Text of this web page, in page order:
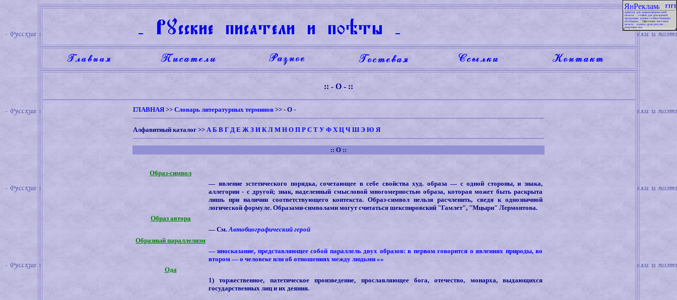
:: - О - ::
ГЛАВНАЯ >> Словарь литературных терминов >> - О -
Алфавитный каталог >> А Б В Г Д Е Ж З И К Л М Н О П Р С Т У Ф Х Ц Ч Ш Э Ю Я
:: О ::
Образ-символ
— явление эстетического порядка, сочетающее в себе свойства худ. образа— с одной стороны, и знака,
аллегории - с другой; знак, наделенный смысловой многомерностью образа, которая может быть раскрыта
лишь при наличии соответствующего контекста. Образ-символ нельзя расчленить, сведя к однозначной
логической формуле. Образами-символами могут считаться шекспировский "Гамлет", "Мцыри" Лермонтова.
Образ автора
— См.Автобиографический герой
Образный параллелизм
— иносказание, представляющее собой параллель двух образов: в первом говорится о явлениях природы, во
втором — о человеке или об отношениях между людьми »»
Ода
1) торжественное, патетическое произведение, прославляющее бога, отечество, монарха, выдающихся
государственных лиц и их деяния.
принтер для широкоформатной
печати. . стойки для рекламной
продукции, рамки стойки баннеры
штендеры . . Офсетная листовая
печать . купить духи россия
квартиры зао